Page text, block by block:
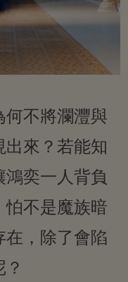
何不將瀾灃與
出來？若能知
奕一人背負
怕不是魔族暗
在，除了會陷